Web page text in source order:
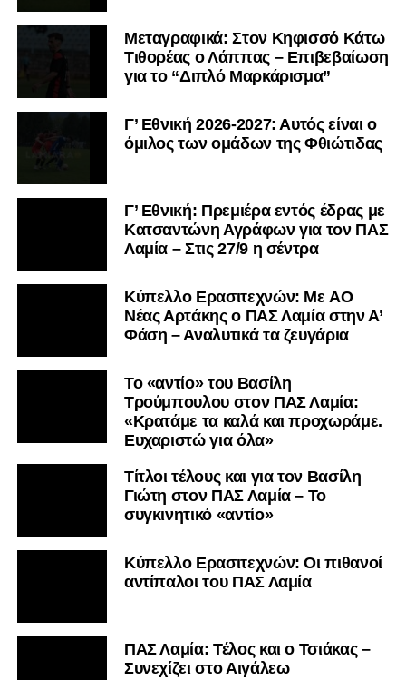
Μεταγραφικά: Στον Κηφισσό Κάτω
Τιθορέας ο Λάππας – Επιβεβαίωση
για το “Διπλό Μαρκάρισμα”
Γ’ Εθνική 2026-2027: Αυτός είναι ο
όμιλος των ομάδων της Φθιώτιδας
Γ’ Εθνική: Πρεμιέρα εντός έδρας με
Κατσαντώνη Αγράφων για τον ΠΑΣ
Λαμία – Στις 27/9 η σέντρα
Kύπελλο Ερασιτεχνών: Με AO
Nέας Αρτάκης ο ΠΑΣ Λαμία στην Α’
Φάση – Αναλυτικά τα ζευγάρια
Το «αντίο» του Βασίλη
Τρούμπουλου στον ΠΑΣ Λαμία:
«Κρατάμε τα καλά και προχωράμε.
Ευχαριστώ για όλα»
Τίτλοι τέλους και για τον Βασίλη
Γιώτη στον ΠΑΣ Λαμία – Το
συγκινητικό «αντίο»
Κύπελλο Ερασιτεχνών: Οι πιθανοί
αντίπαλοι του ΠΑΣ Λαμία
ΠΑΣ Λαμία: Τέλος και ο Τσιάκας –
Συνεχίζει στο Αιγάλεω